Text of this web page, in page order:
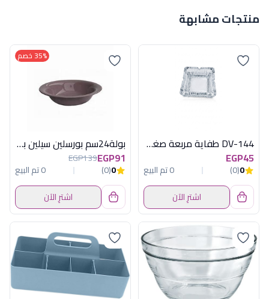
منتجات مشابهة
DV-144 طفاية مربعة صغيرة ديفا
EGP45
0
(0)
0 تم البيع
اشترِ الآن
35% خصم
بولة24سم بورسلين سيلين بنى كوتاهيا تركى
EGP91
EGP139
0
(0)
0 تم البيع
اشترِ الآن